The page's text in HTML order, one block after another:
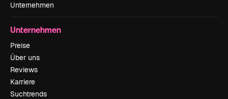
Unternehmen
Unternehmen
Preise
Über uns
Reviews
Karriere
Suchtrends